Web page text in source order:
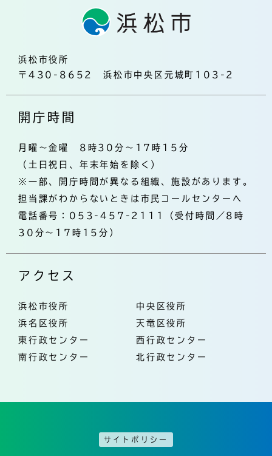
浜松市役所
〒430-8652 浜松市中央区元城町103-2
開庁時間
月曜～金曜 8時30分～17時15分
（土日祝日、年末年始を除く）
※一部、開庁時間が異なる組織、施設があります。
担当課がわからないときは市民コールセンターへ
電話番号：053-457-2111（受付時間／8時
30分～17時15分）
アクセス
浜松市役所
中央区役所
浜名区役所
天竜区役所
東行政センター
西行政センター
南行政センター
北行政センター
サイトポリシー